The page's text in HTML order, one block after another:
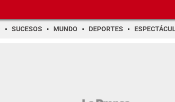
SUCESOS MUNDO DEPORTES